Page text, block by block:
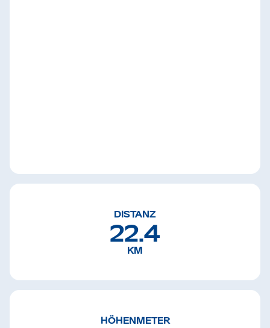
DISTANZ
22.4
KM
HÖHENMETER